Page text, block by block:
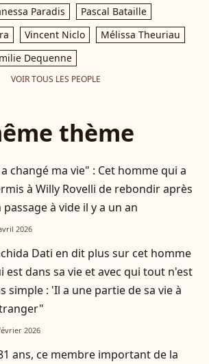
Paradis
Pascal Bataille
Vincent Niclo
Mélissa Theuriau
Dequenne
VOIR TOUS LES PEOPLE
thème
changé ma vie" : Cet homme qui a
à Willy Rovelli de rebondir après
passage à vide il y a un an
2026
Dati en dit plus sur cet homme
est dans sa vie et avec qui tout n'est
simple : 'Il a une partie de sa vie à
2026
ans, ce membre important de la